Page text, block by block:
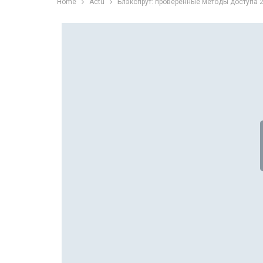
Home Actu Блэкспрут: проверенные методы доступа